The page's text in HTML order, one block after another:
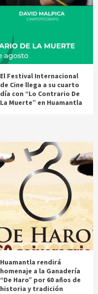
El Festival Internacional
de Cine llega a su cuarto
día con “Lo Contrario De
La Muerte” en Huamantla
Huamantla rendirá
homenaje a la Ganadería
“De Haro” por 60 años de
historia y tradición